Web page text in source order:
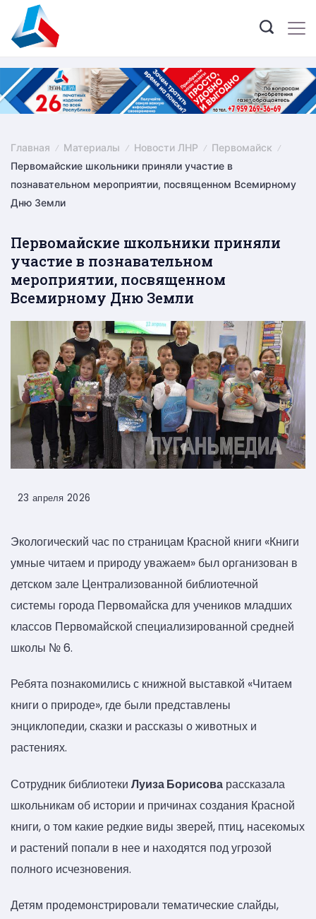
content
Главная Материалы Новости ЛНР
Первомайск
Первомайские школьники приняли участие в
познавательном мероприятии, посвященном Всемирному
Дню Земли
Первомайские школьники приняли
участие в познавательном
мероприятии, посвященном
Всемирному Дню Земли
23 апреля 2026
Экологический час по страницам Красной книги «Книги
умные читаем и природу уважаем» был организован в
детском зале Централизованной библиотечной
системы города Первомайска для учеников младших
классов Первомайской специализированной средней
школы № 6.
Ребята познакомились с книжной выставкой «Читаем
книги о природе», где были представлены
энциклопедии, сказки и рассказы о животных и
растениях.
Сотрудник библиотеки Луиза Борисова рассказала
школьникам об истории и причинах создания Красной
книги, о том какие редкие виды зверей, птиц, насекомых
и растений попали в нее и находятся под угрозой
полного исчезновения.
Детям продемонстрировали тематические слайды,